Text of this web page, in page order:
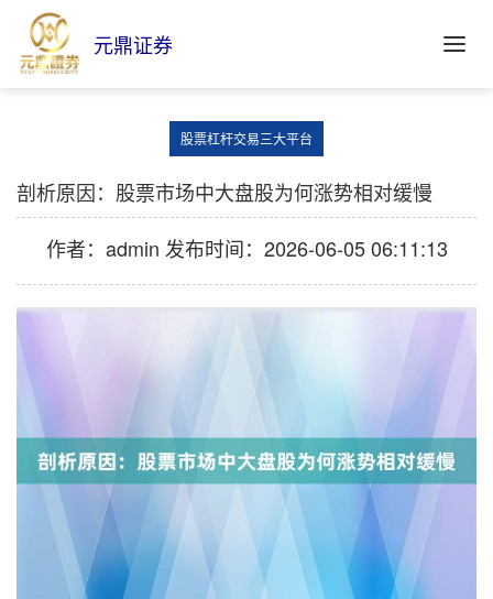
元鼎证券
股票杠杆交易三大平台
剖析原因：股票市场中大盘股为何涨势相对缓慢
作者：admin 发布时间：2026-06-05 06:11:13